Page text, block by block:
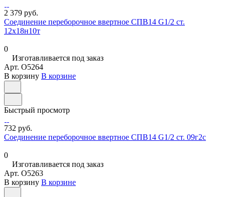
2 379 руб.
Соединение переборочное ввертное СПВ14 G1/2 ст.
12х18н10т
0
Изготавливается под заказ
Арт. O5264
В корзину В корзине
Быстрый просмотр
732 руб.
Соединение переборочное ввертное СПВ14 G1/2 ст. 09г2с
0
Изготавливается под заказ
Арт. O5263
В корзину В корзине